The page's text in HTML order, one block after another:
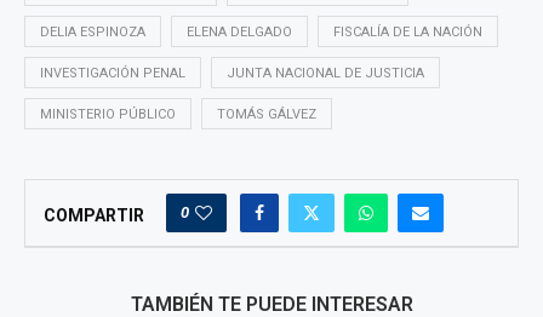
DELIA ESPINOZA ELENA DELGADO FISCALÍA DE LA NACIÓN
INVESTIGACIÓN PENAL JUNTA NACIONAL DE JUSTICIA
MINISTERIO PÚBLICO TOMÁS GÁLVEZ
COMPARTIR 0
TAMBIÉN TE PUEDE INTERESAR